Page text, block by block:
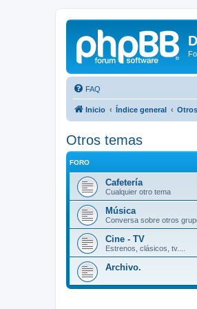
FAQ
Inicio Índice general
Otros temas
FORO
Cafetería
Cualquier otro tema
Música
Conversa sobre otros
Cine - TV
Estrenos, clásicos, tv....
Archivo.